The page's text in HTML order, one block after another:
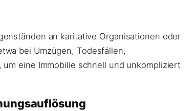
an karitative Organisationen oder
bei Umzügen, Todesfällen,
eine Immobilie schnell und unkompliziert